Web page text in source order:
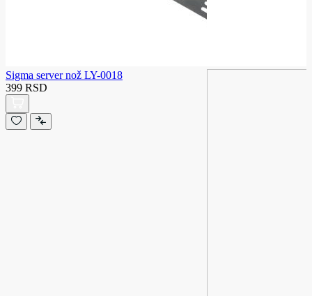
Sigma server nož LY-0018
399 RSD